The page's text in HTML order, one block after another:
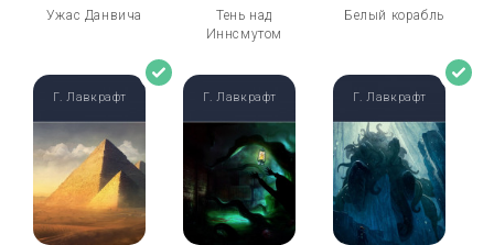
Ужас Данвича
Тень над
Иннсмутом
Белый корабль
Г. Лавкрафт Г. Лавкрафт Г. Лавкрафт